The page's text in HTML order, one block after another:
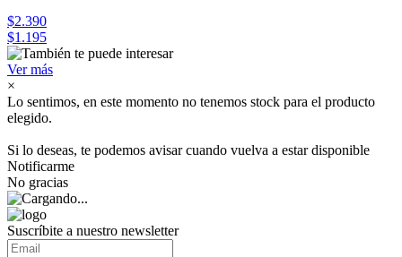
$2.390
$1.195
Ver más
×
Lo sentimos, en este momento no tenemos stock para el producto
elegido.
Si lo deseas, te podemos avisar cuando vuelva a estar disponible
Notificarme
No gracias
Suscríbite a nuestro newsletter